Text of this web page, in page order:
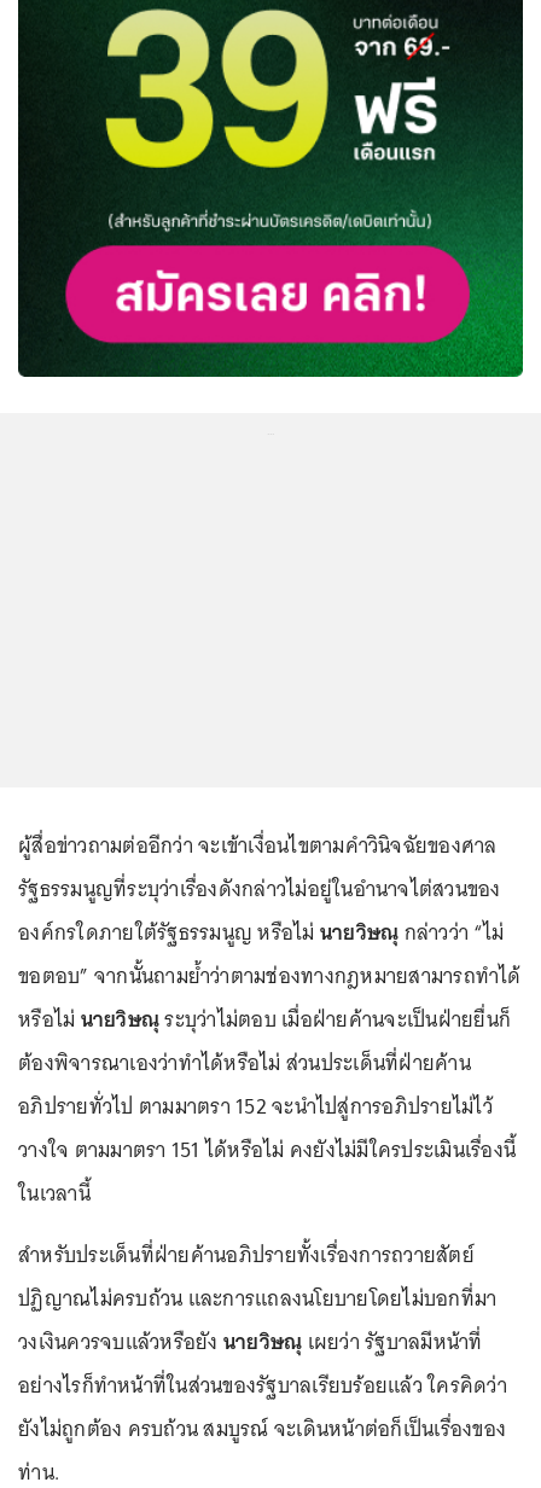
ผู้สื่อข่าวถามต่ออีกว่า จะเข้าเงื่อนไขตามคำวินิจฉัยของศาล
รัฐธรรมนูญที่ระบุว่าเรื่องดังกล่าวไม่อยู่ในอำนาจไต่สวนของ
องค์กรใดภายใต้รัฐธรรมนูญ หรือไม่ นายวิษณุกล่าวว่า “ไม่
ขอตอบ” จากนั้นถามย้ำว่าตามช่องทางกฎหมายสามารถทำได้
หรือไม่ นายวิษณุระบุว่าไม่ตอบ เมื่อฝ่ายค้านจะเป็นฝ่ายยื่นก็
ต้องพิจารณาเองว่าทำได้หรือไม่ ส่วนประเด็นที่ฝ่ายค้าน
อภิปรายทั่วไป ตามมาตรา 152 จะนำไปสู่การอภิปรายไม่ไว้
วางใจ ตามมาตรา 151 ได้หรือไม่ คงยังไม่มีใครประเมินเรื่องนี้
ในเวลานี้
สำหรับประเด็นที่ฝ่ายค้านอภิปรายทั้งเรื่องการถวายสัตย์
ปฏิญาณไม่ครบถ้วน และการแถลงนโยบายโดยไม่บอกที่มา
วงเงินควรจบแล้วหรือยัง นายวิษณุ เผยว่า รัฐบาลมีหน้าที่
อย่างไรก็ทำหน้าที่ในส่วนของรัฐบาลเรียบร้อยแล้ว ใครคิดว่า
ยังไม่ถูกต้อง ครบถ้วน สมบูรณ์ จะเดินหน้าต่อก็เป็นเรื่องของ
ท่าน.